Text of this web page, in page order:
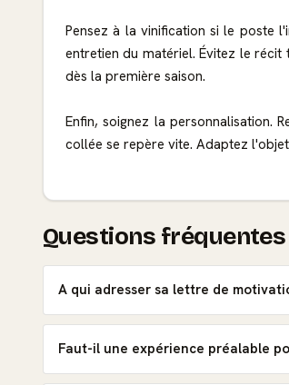
Pensez à la vinification si le poste
entretien du matériel. Évitez le
dès la première saison.
Enfin, soignez la personnalisation.
collée se repère vite. Adaptez
Questions fréquentes
A qui adresser sa lettre de
Faut-il une expérience préalable